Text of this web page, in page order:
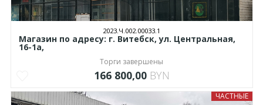
2023.Ч.002.00033.1
Магазин по адресу: г. Витебск, ул. Центральная,
16-1а,
Торги завершены
166 800,00 BYN
ЧАСТНЫЕ